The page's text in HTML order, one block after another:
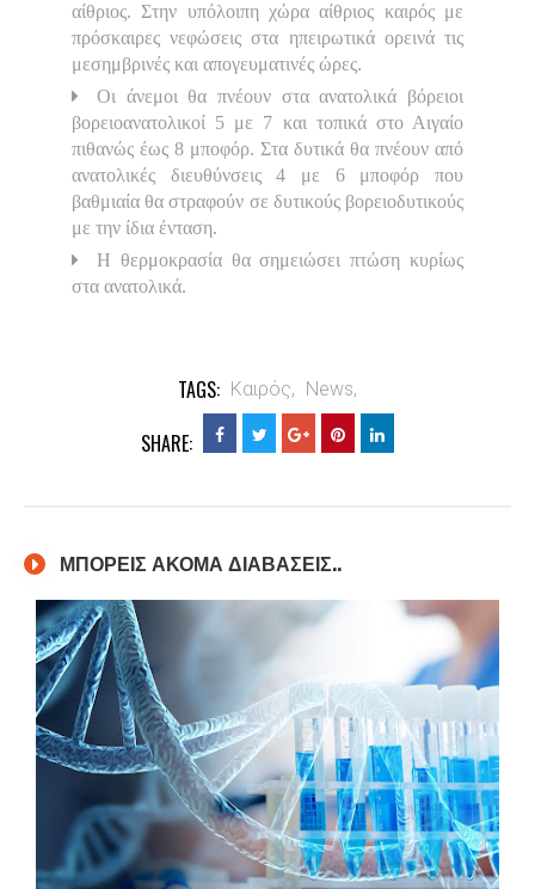
αίθριος. Στην υπόλοιπη χώρα αίθριος καιρός με
πρόσκαιρες νεφώσεις στα ηπειρωτικά ορεινά τις
μεσημβρινές και απογευματινές ώρες.
Οι άνεμοι θα πνέουν στα ανατολικά βόρειοι
βορειοανατολικοί 5 με 7 και τοπικά στο Αιγαίο
πιθανώς έως 8 μποφόρ. Στα δυτικά θα πνέουν από
ανατολικές διευθύνσεις 4 με 6 μποφόρ που
βαθμιαία θα στραφούν σε δυτικούς βορειοδυτικούς
με την ίδια ένταση.
Η θερμοκρασία θα σημειώσει πτώση κυρίως
στα ανατολικά.
TAGS: Καιρός, News,
SHARE:
ΜΠΟΡΕΙΣ ΑΚΟΜΑ ΔΙΑΒΑΣΕΙΣ..